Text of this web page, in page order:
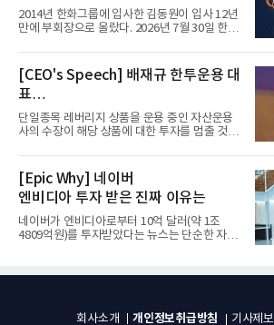
입사 12년 만에 금융계열 수장 등극
2014년 한화그룹에 입사한 김동원이 입사 12년
만에 부회장으로 올랐다. 2026년 7월 30일 한화
[CEO's Speech] 배재규 한투운용 대
표
“개별종목 레버리지 투자 지금이라도
멈춰라”
단일종목 레버리지 상품을 운용 중인 자산운용
사의 수장이 해당 상품에 대한 투자를 멈출 것을
[Epic Why] 네이버
엔비디아 투자 받은 진짜 이유는
네이버가 엔비디아로부터 10억 달러(약 1조
4809억원)를 투자받았다는 뉴스는 단순한 자금
회사소개 개인정보취급방침 기사제보